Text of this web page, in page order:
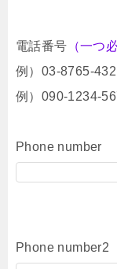
電話番号 （一つ
例）03-8765-
例）090-1234-
Phone number
Phone number2